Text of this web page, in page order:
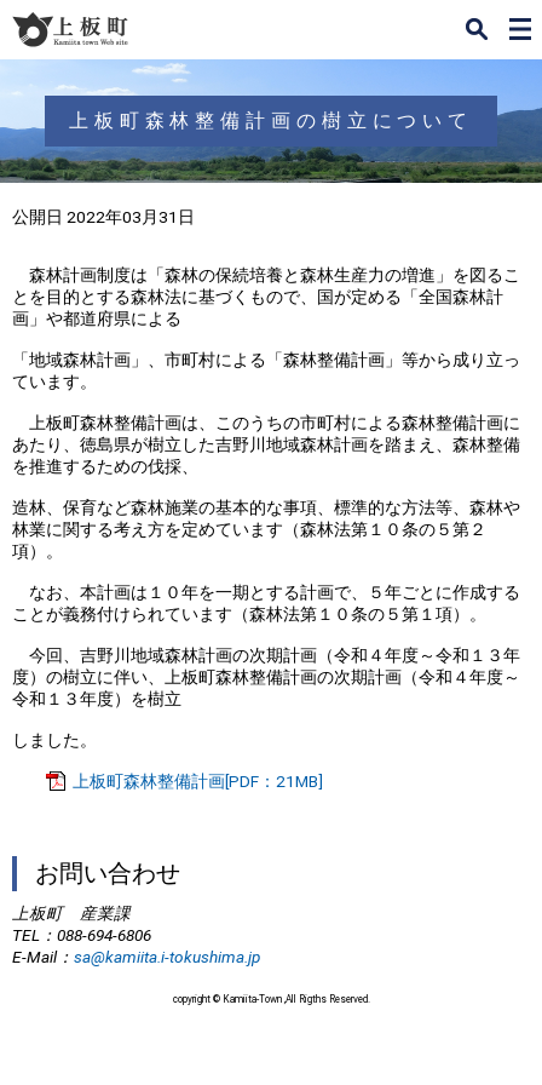
ー
上板町森林整備計画の樹立について
公開日 2022年03月31日
森林計画制度は「森林の保続培養と森林生産力の増進」を図るこ
とを目的とする森林法に基づくもので、国が定める「全国森林計
画」や都道府県による
「地域森林計画」、市町村による「森林整備計画」等から成り立っ
ています。
上板町森林整備計画は、このうちの市町村による森林整備計画に
あたり、徳島県が樹立した吉野川地域森林計画を踏まえ、森林整備
を推進するための伐採、
造林、保育など森林施業の基本的な事項、標準的な方法等、森林や
林業に関する考え方を定めています（森林法第１０条の５第２
項）。
なお、本計画は１０年を一期とする計画で、５年ごとに作成する
ことが義務付けられています（森林法第１０条の５第１項）。
今回、吉野川地域森林計画の次期計画（令和４年度～令和１３年
度）の樹立に伴い、上板町森林整備計画の次期計画（令和４年度～
令和１３年度）を樹立
しました。
上板町森林整備計画[PDF：21MB]
お問い合わせ
上板町 産業課
TEL ：088-694-6806
E-Mail： sa@kamiita.i-tokushima.jp
copyright © Kamiita-Town ,All Rigths Reserved.